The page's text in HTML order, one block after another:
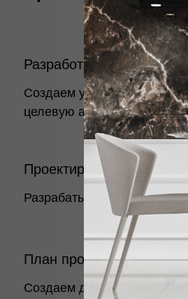
Разработка концепции
Создаем уникальный
целевую аудиторию.
Проектирование
Разрабатываем готовые
План проекта магазина
Создаем детальные